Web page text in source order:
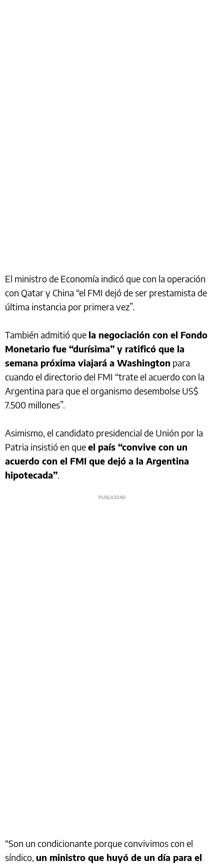
El ministro de Economía indicó que con la operación
con Qatar y China “el FMI dejó de ser prestamista de
última instancia por primera vez”.
También admitió que la negociación con el Fondo
Monetario fue “durísima” y ratificó que la
semana próxima viajará a Washington para
cuando el directorio del FMI “trate el acuerdo con la
Argentina para que el organismo desembolse US$
7.500 millones”.
Asimismo, el candidato presidencial de Unión por la
Patria insistió en queel país “convive con un
acuerdo con el FMI que dejó a la Argentina
hipotecada”.
“Son un condicionante porque convivimos con el
síndico, un ministro que huyó de un día para el